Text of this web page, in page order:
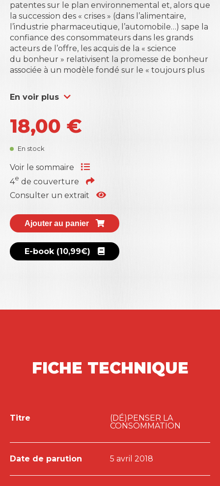
patentes sur le plan environnemental et, alors que
la succession des « crises » (dans l’alimentaire,
l’industrie pharmaceutique, l’automobile…) sape la
confiance des consommateurs dans les grands
acteurs de l’offre, les acquis de la « science
du bonheur » relativisent la promesse de bonheur
associée à un modèle fondé sur le « toujours plus
Tout en se refusant à porter un jugement
moral sur la consommation, les auteurs réunis
d’une « bonne consommation », sur son contenu
et sur les voies à explorer pour surmonter les
obstacles à sa diffusion.
les contributions de François Attali, Christophe
Benavent, Enrico Colla, Dominique Desjeux,
Roux.
En voir plus
18,00 €
En stock
Voir le sommaire
4e de couverture
Consulter un extrait
Ajouter au panier
E-book (10,99€)
FICHE TECHNIQUE
Titre
(DÉ)PENSER LA
CONSOMMATION
Date de parution 5 avril 2018